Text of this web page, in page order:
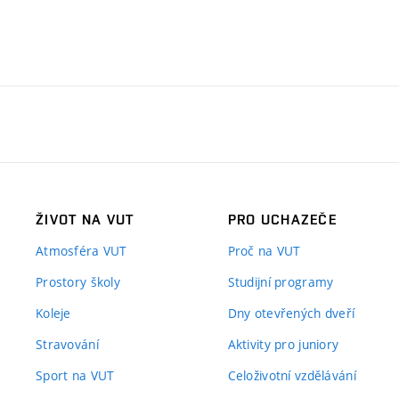
ŽIVOT NA VUT
Atmosféra VUT
Prostory školy
Koleje
Stravování
Sport na VUT
PRO UCHAZEČE
Proč na VUT
Studijní programy
Dny otevřených dveří
Aktivity pro juniory
Celoživotní vzdělávání